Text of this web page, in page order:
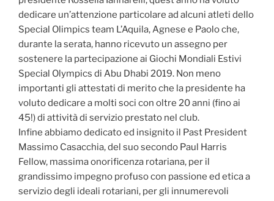
dedicare un’attenzione particolare ad alcuni atleti dello
Special Olimpics team L’Aquila, Agnese e Paolo che,
durante la serata, hanno ricevuto un assegno per
sostenere la partecipazione ai Giochi Mondiali Estivi
Special Olympics di Abu Dhabi 2019. Non meno
importanti gli attestati di merito che la presidente ha
voluto dedicare a molti soci con oltre 20 anni (fino ai
45!) di attività di servizio prestato nel club.
Infine abbiamo dedicato ed insignito il Past President
Massimo Casacchia, del suo secondo Paul Harris
Fellow, massima onorificenza rotariana, per il
grandissimo impegno profuso con passione ed etica a
servizio degli ideali rotariani, per gli innumerevoli